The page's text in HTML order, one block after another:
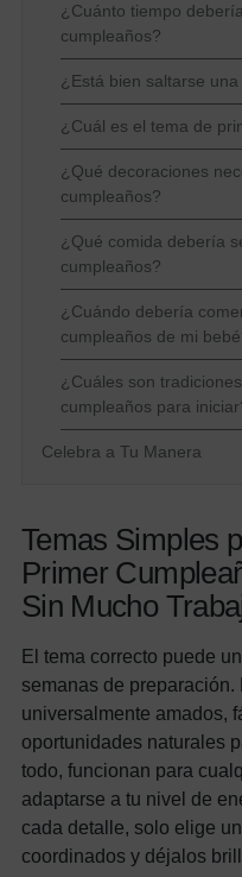
¿Cuánto tiempo
cumpleaños?
¿Está bien saltarse
¿Cuál es el tema de
¿Qué decoraciones
cumpleaños?
¿Qué comida debería
cumpleaños?
¿Cuándo debería
cumpleaños de mi
¿Cuáles son
cumpleaños para
Celebra a Tu Manera
Temas Simples
Primer
Sin Mucho
El tema correcto puede
semanas de
universalmente amados,
oportunidades naturales
todo, funcionan para
adaptarse a tu nivel de
cada detalle, solo elige
coordinados y déjalos